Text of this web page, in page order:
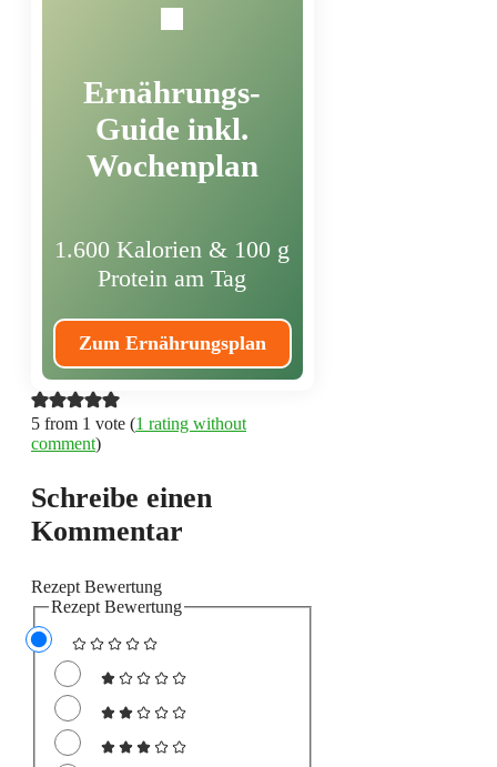
Ernährungs-
Guide inkl.
Wochenplan
1.600 Kalorien & 100 g
Protein am Tag
Zum Ernährungsplan
5 from 1 vote (1 rating without
comment)
Schreibe einen
Kommentar
Rezept Bewertung
Rezept Bewertung